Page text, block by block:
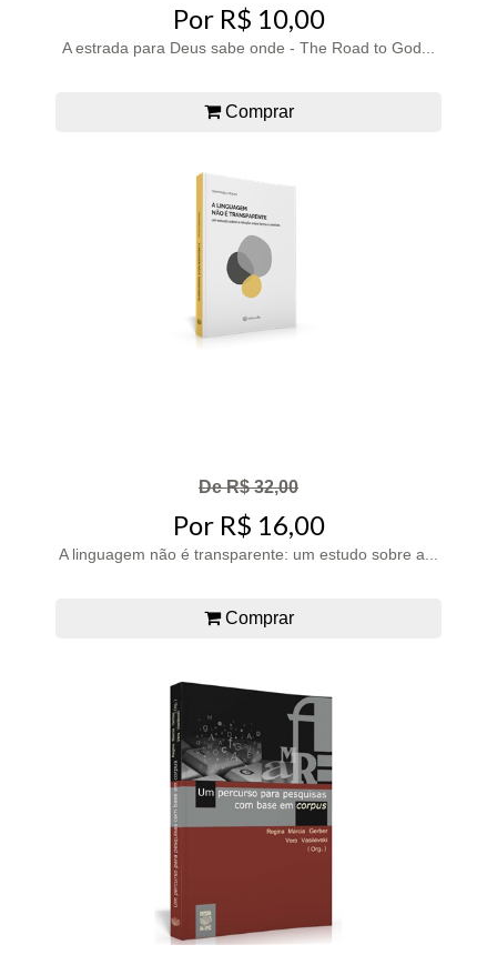
Por R$ 10,00
A estrada para Deus sabe onde - The Road to God...
Comprar
De R$ 32,00
Por R$ 16,00
A linguagem não é transparente: um estudo sobre a...
Comprar